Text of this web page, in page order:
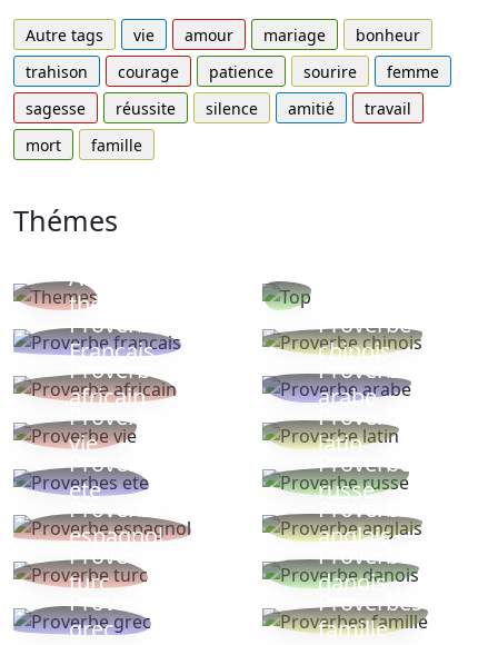
Autre tags vie amour mariage
bonheur
trahison
courage patience sourire
femme
sagesse
réussite silence amitié
travail
mort
famille
Thémes
Autres
thèmes
Proverbe
Français
Proverbe
chinois
Proverbe
africain
Proverbe
arabe
Proverbe
vie
Proverbe
latin
Proverbes
ete
Proverbe
russe
Proverbe
espagnol
Proverbe
anglais
Proverbe
turc
Proverbe
danois
Proverbe
grec
Proverbes
famille